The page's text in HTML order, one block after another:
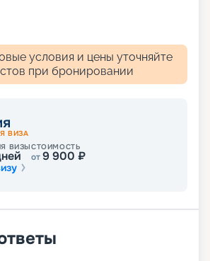
условия и цены уточняйте
при бронировании
ВИЗА
ВИЗЫСТОИМОСТЬ
от9 900 ₽